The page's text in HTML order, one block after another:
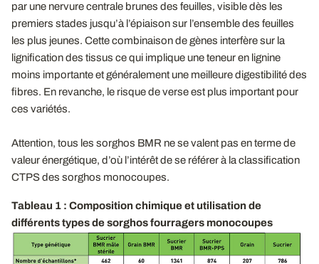
par une nervure centrale brunes des feuilles, visible dès les
premiers stades jusqu’à l’épiaison sur l’ensemble des feuilles
les plus jeunes. Cette combinaison de gènes interfère sur la
lignification des tissus ce qui implique une teneur en lignine
moins importante et généralement une meilleure digestibilité des
fibres. En revanche, le risque de verse est plus important pour
ces variétés.
Attention, tous les sorghos BMR ne se valent pas en terme de
valeur énergétique, d’où l’intérêt de se référer à la classification
CTPS des sorghos monocoupes.
Tableau 1 : Composition chimique et utilisation de
différents types de sorghos fourragers monocoupes